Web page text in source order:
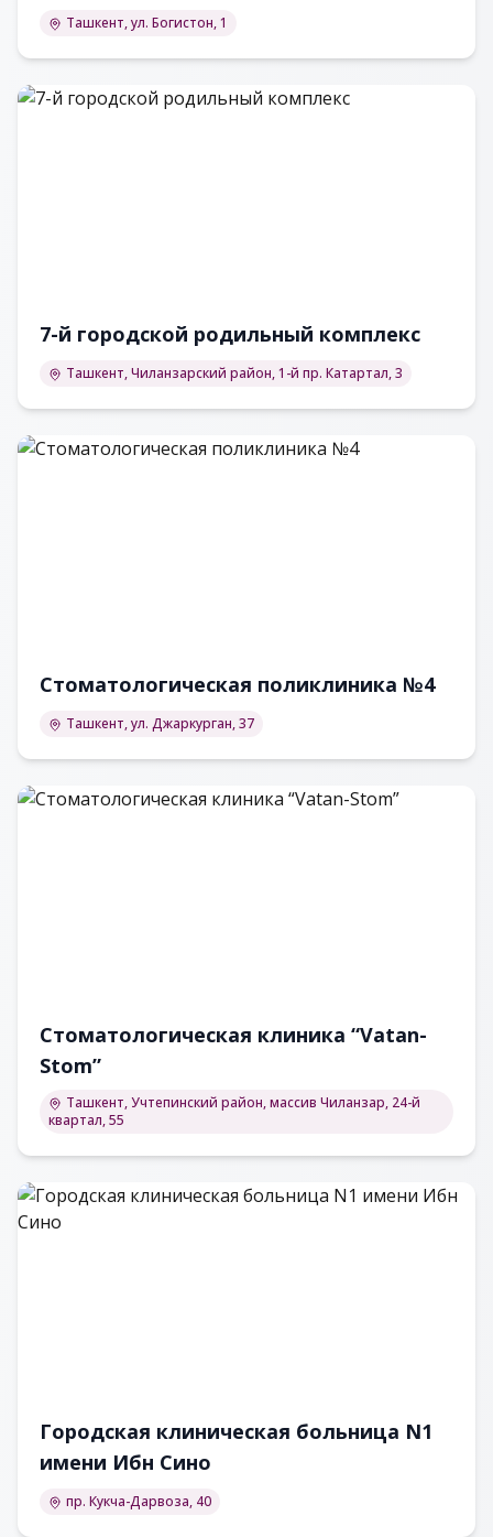
специализированного научно-
Ташкент, ул. Богистон, 1
7-й городской родильный комплекс
Ташкент, Чиланзарский район, 1-й пр. Катартал, 3
Стоматологическая поликлиника №4
Ташкент, ул. Джаркурган, 37
Стоматологическая клиника “Vatan-
Stom”
Ташкент, Учтепинский район, массив Чиланзар, 24-й
квартал, 55
Городская клиническая больница N1
имени Ибн Сино
пр. Кукча-Дарвоза, 40